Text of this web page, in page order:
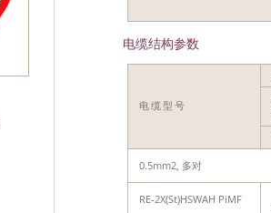
电缆结构参数
电缆型号
0.5mm2, 多对
RE-2X(St)HSWAH PiMF